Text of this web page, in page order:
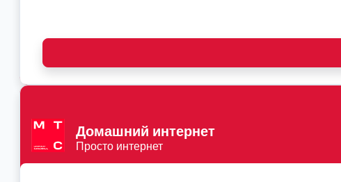
Домашний интернет
Просто интернет